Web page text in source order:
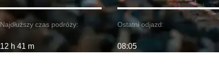
Najdłuższy czas podróży:
12 h 41 m
Ostatni odjazd:
08:05